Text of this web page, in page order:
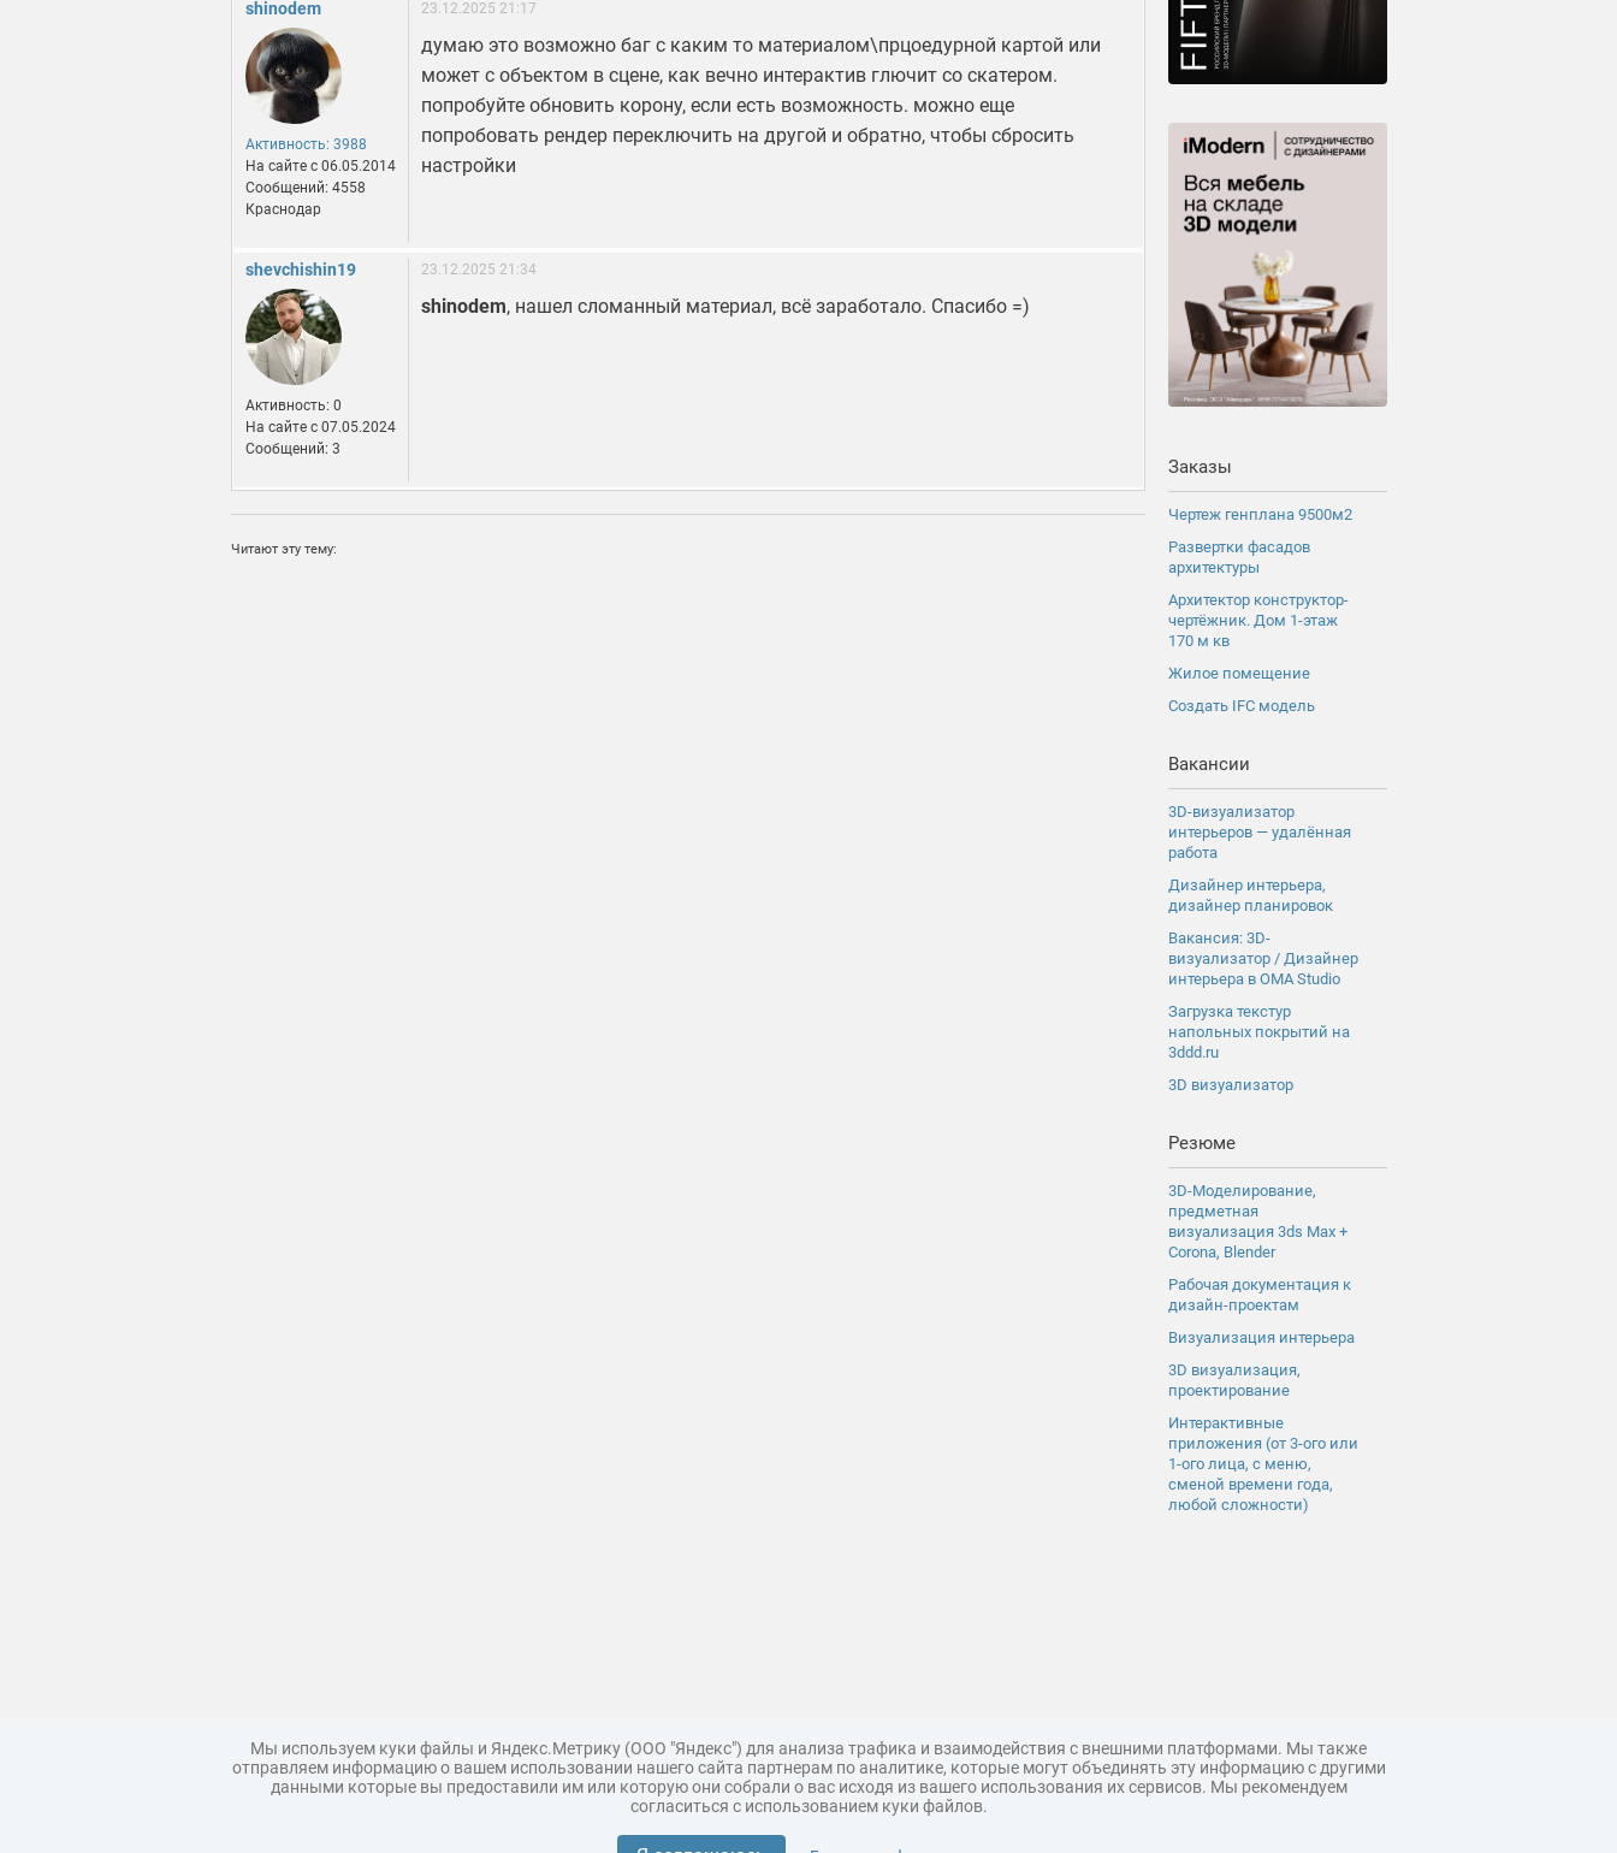
shinodem
Активность: 3988
На сайте c 06.05.2014
Сообщений: 4558
Краснодар
23.12.2025 21:17
думаю это возможно баг с каким то материалом\прцоедурной картой или
может с объектом в сцене, как вечно интерактив глючит со скатером.
попробуйте обновить корону, если есть возможность. можно еще
попробовать рендер переключить на другой и обратно, чтобы сбросить
настройки
shevchishin19
Активность: 0
На сайте c 07.05.2024
Сообщений: 3
23.12.2025 21:34
shinodem, нашел сломанный материал, всё заработало. Спасибо =)
Читают эту тему:
Заказы
Чертеж генплана 9500м2
Развертки фасадов
архитектуры
Архитектор конструктор-
чертёжник. Дом 1-этаж
170 м кв
Жилое помещение
Создать IFC модель
Вакансии
3D-визуализатор
интерьеров — удалённая
работа
Дизайнер интерьера,
дизайнер планировок
Вакансия: 3D-
визуализатор / Дизайнер
интерьера в OMA Studio
Загрузка текстур
напольных покрытий на
3ddd.ru
3D визуализатор
Резюме
3D-Моделирование,
предметная
визуализация 3ds Max +
Corona, Blender
Рабочая документация к
дизайн-проектам
Визуализация интерьера
3D визуализация,
проектирование
Интерактивные
приложения (от 3-ого или
1-ого лица, с меню,
сменой времени года,
любой сложности)
Поддержка Царь 3D горы Мастер полигона
Топ модель
Мы используем куки файлы и Яндекс.Метрику (ООО "Яндекс") для анализа трафика и взаимодействия с внешними платформами. Мы также
отправляем информацию о вашем использовании нашего сайта партнерам по аналитике, которые могут объединять эту информацию с другими
данными которые вы предоставили им или которую они собрали о вас исходя из вашего использования их сервисов. Мы рекомендуем
согласиться с использованием куки файлов.